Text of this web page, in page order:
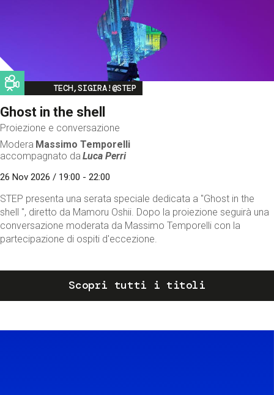
Image
TECH,SIGIRA!@STEP
Ghost in the shell
Proiezione e conversazione
Modera Massimo Temporelli
accompagnato da Luca Perri
26 Nov 2026 / 19:00 - 22:00
STEP presenta una serata speciale dedicata a "Ghost in the
shell ", diretto da Mamoru Oshii. Dopo la proiezione seguirà una
conversazione moderata da Massimo Temporelli con la
partecipazione di ospiti d'eccezione.
Scopri tutti i titoli